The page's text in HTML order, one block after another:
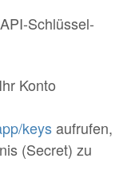
Schlüssel-
Konto
keysaufrufen,
(Secret) zu